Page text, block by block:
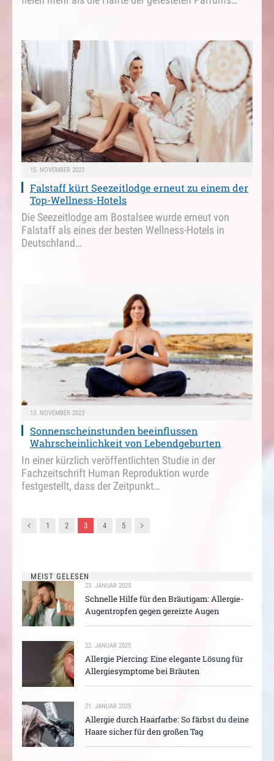
15. NOVEMBER 2023
Falstaff kürt Seezeitlodge erneut zu einem der
Top-Wellness-Hotels
Die Seezeitlodge am Bostalsee wurde erneut von
Falstaff als eines der besten Wellness-Hotels in
Deutschland…
13. NOVEMBER 2023
Sonnenscheinstunden beeinflussen
Wahrscheinlichkeit von Lebendgeburten
In einer kürzlich veröffentlichten Studie in der
Fachzeitschrift Human Reproduktion wurde
festgestellt, dass der Zeitpunkt…
Vorgänger
1 2 3 4 5 Nachfolger
MEIST GELESEN
23. JANUAR 2025
Schnelle Hilfe für den Bräutigam: Allergie-
Augentropfen gegen gereizte Augen
22. JANUAR 2025
Allergie Piercing: Eine elegante Lösung für
Allergiesymptome bei Bräuten
21. JANUAR 2025
Allergie durch Haarfarbe: So färbst du deine
Haare sicher für den großen Tag